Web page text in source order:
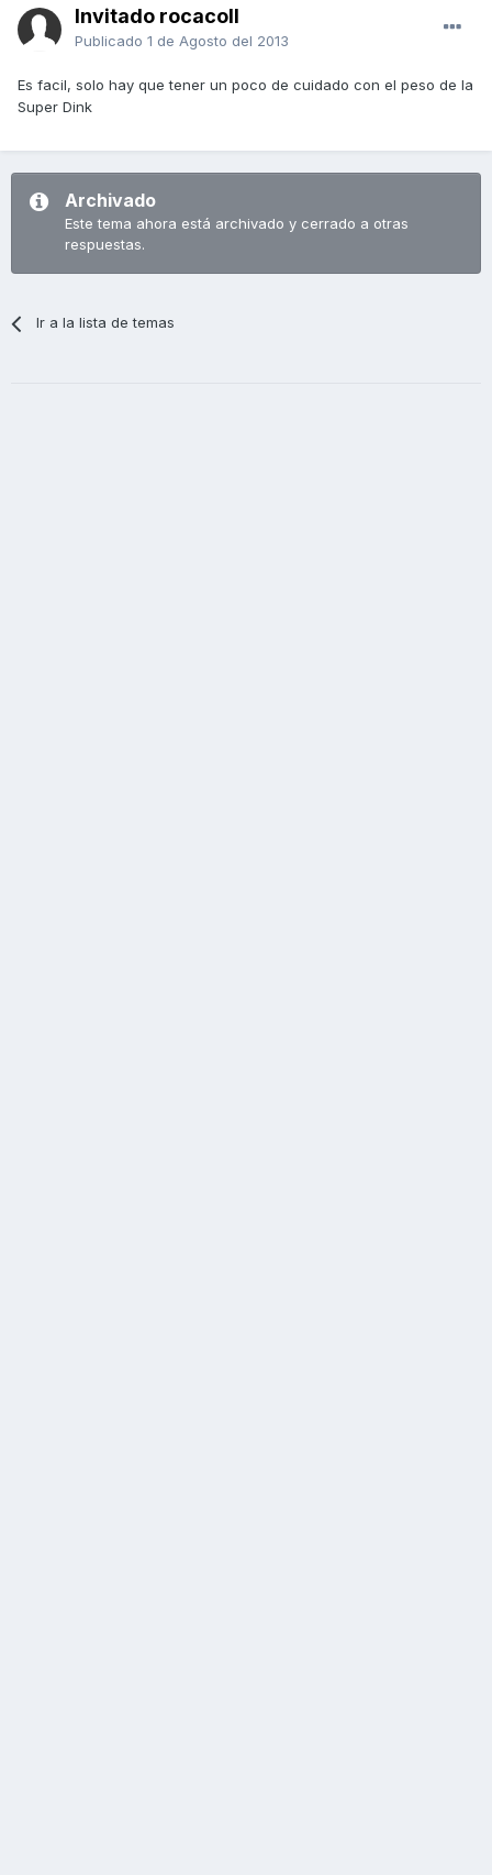
Invitado rocacoll
Publicado 1 de Agosto del 2013
Es facil, solo hay que tener un poco de cuidado con el peso de la
Super Dink
Archivado
Este tema ahora está archivado y cerrado a otras
respuestas.
Ir a la lista de temas